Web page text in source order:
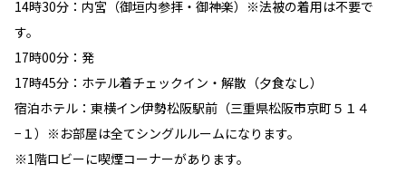
14時30分：内宮（御垣内参拝・御神楽）※法被の着用は不要で
す。
17時00分：発
17時45分：ホテル着チェックイン・解散（夕食なし）
宿泊ホテル：東横イン伊勢松阪駅前（三重県松阪市京町５１４
−１）※お部屋は全てシングルルームになります。
※1階ロビーに喫煙コーナーがあります。